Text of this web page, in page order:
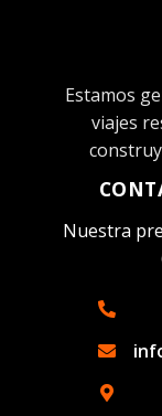
Estamos
viajes
Nuestra